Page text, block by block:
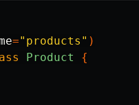
="products" )
Product {